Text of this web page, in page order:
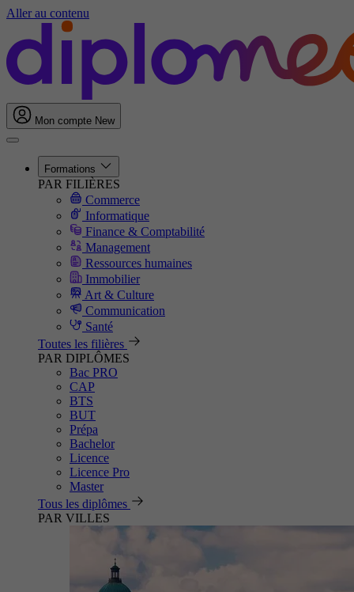
Aller au contenu
Mon compte New
Formations
PAR FILIÈRES
Commerce
Informatique
Finance & Comptabilité
Management
Ressources humaines
Immobilier
Art & Culture
Communication
Santé
Toutes les filières
PAR DIPLÔMES
Bac PRO
CAP
BTS
BUT
Prépa
Bachelor
Licence
Licence Pro
Master
Tous les diplômes
PAR VILLES